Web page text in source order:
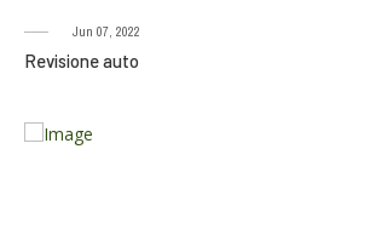
Jun 07, 2022
Revisione auto